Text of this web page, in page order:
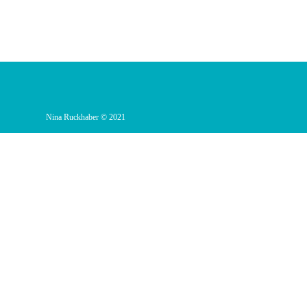
Nina Ruckhaber © 2021